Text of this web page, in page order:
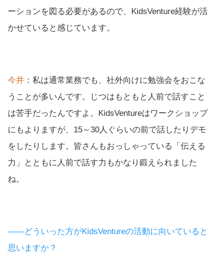
ーションを図る必要があるので、KidsVenture経験が活
かせていると感じています。
今井 ：私は通常業務でも、社外向けに勉強会をおこな
うことが多いんです。じつはもともと人前で話すこと
は苦手だったんですよ。KidsVentureはワークショップ
にもよりますが、15～30人ぐらいの前で話したりデモ
をしたりします。皆さんもおっしゃっている「伝える
力」とともに人前で話す力もかなり鍛えられました
ね。
――どういった方がKidsVentureの活動に向いていると
思いますか？